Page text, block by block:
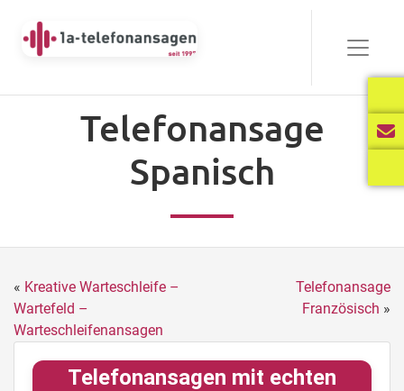
Telefonansage
Spanisch
« Kreative Warteschleife –
Wartefeld –
Warteschleifenansagen
Telefonansage
Französisch »
Telefonansagen mit echten